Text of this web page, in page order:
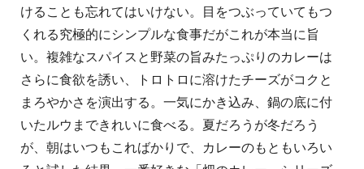
けることも忘れてはいけない。目をつぶっていてもつ
くれる究極的にシンプルな食事だがこれが本当に旨
い。複雑なスパイスと野菜の旨みたっぷりのカレーは
さらに食欲を誘い、トロトロに溶けたチーズがコクと
まろやかさを演出する。一気にかき込み、鍋の底に付
いたルウまできれいに食べる。夏だろうが冬だろう
が、朝はいつもこればかりで、カレーのもともいろい